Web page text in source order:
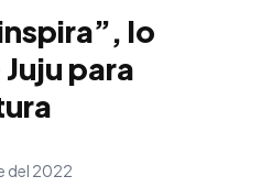
lo
para
del 2022